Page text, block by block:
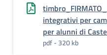
integrativi per
per alunni di
pdf - 320 kb